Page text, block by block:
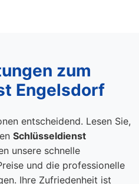
zum
Engelsdorf
entscheidend. Lesen Sie,
Schlüsseldienst
unsere schnelle
und die professionelle
Ihre Zufriedenheit ist